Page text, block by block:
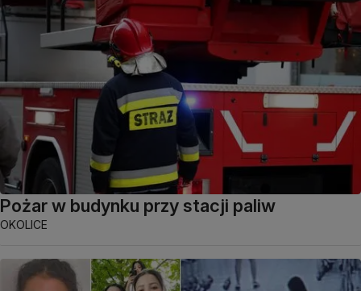
Pożar w budynku przy stacji paliw
OKOLICE